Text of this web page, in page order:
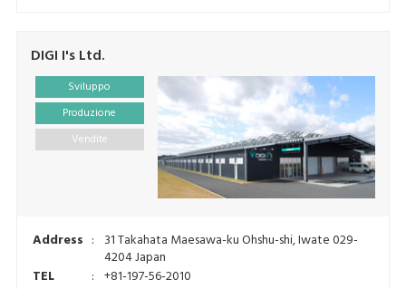
DIGI I's Ltd.
Sviluppo
Produzione
Vendite
Address : 31 Takahata Maesawa-ku Ohshu-shi, Iwate 029-
4204 Japan
TEL
: +81-197-56-2010